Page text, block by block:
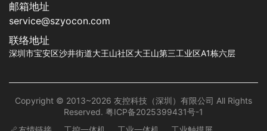
邮箱地址
service@szyocon.com
联络地址
深圳市宝安区沙井街道大王山社区大王山第三工业区A1栋六层
Copyright © 2013~2026 友控科技（深圳）有限公司 All Rights
Reserved. 粤ICP备2025399431号-1